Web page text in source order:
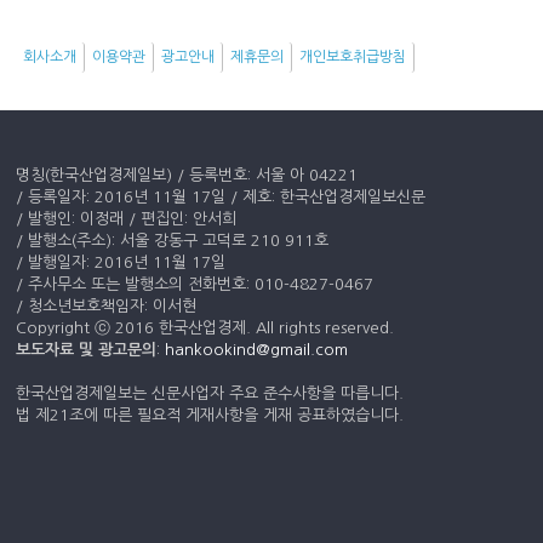
드
회사소개 이용약관 광고안내 제휴문의 개인보호취급방침
명칭(한국산업경제일보) / 등록번호: 서울 아 04221
/ 등록일자: 2016년 11월 17일 / 제호: 한국산업경제일보신문
/ 발행인: 이정래 / 편집인: 안서희
/ 발행소(주소): 서울 강동구 고덕로 210 911호
/ 발행일자: 2016년 11월 17일
/ 주사무소 또는 발행소의 전화번호: 010-4827-0467
/ 청소년보호책임자: 이서현
Copyright ⓒ 2016 한국산업경제. All rights reserved.
보도자료 및 광고문의 : hankookind@gmail.com
한국산업경제일보는 신문사업자 주요 준수사항을 따릅니다.
법 제21조에 따른 필요적 게재사항을 게재 공표하였습니다.